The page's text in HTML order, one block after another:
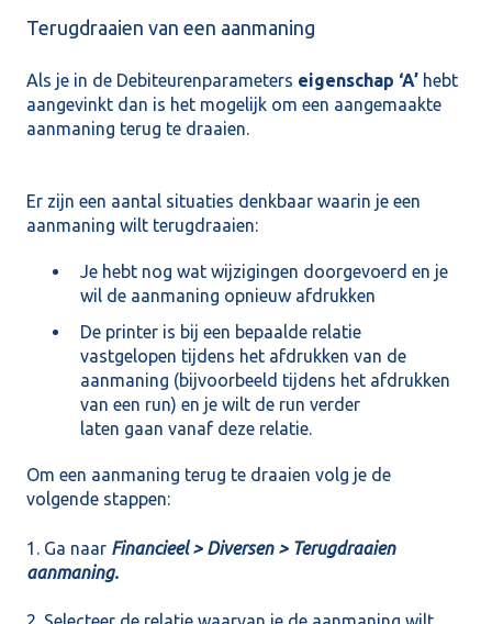
Terugdraaien van een aanmaning
Als je in de Debiteurenparameters eigenschap ‘A’ hebt
aangevinkt dan is het mogelijk om een aangemaakte
aanmaning terug te draaien.
Er zijn een aantal situaties denkbaar waarin je een
aanmaning wilt terugdraaien:
Je hebt nog wat wijzigingen doorgevoerd en je
wil de aanmaning opnieuw afdrukken
De printer is bij een bepaalde relatie
vastgelopen tijdens het afdrukken van de
aanmaning (bijvoorbeeld tijdens het afdrukken
van een run) en je wilt de run verder
laten gaan vanaf deze relatie.
Om een aanmaning terug te draaien volg je de
volgende stappen:
1. Ga naar Financieel > Diversen > Terugdraaien
aanmaning.